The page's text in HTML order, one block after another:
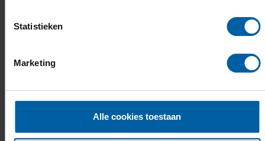
Statistieken
Marketing
Alle cookies toestaan
Doorstuderen?